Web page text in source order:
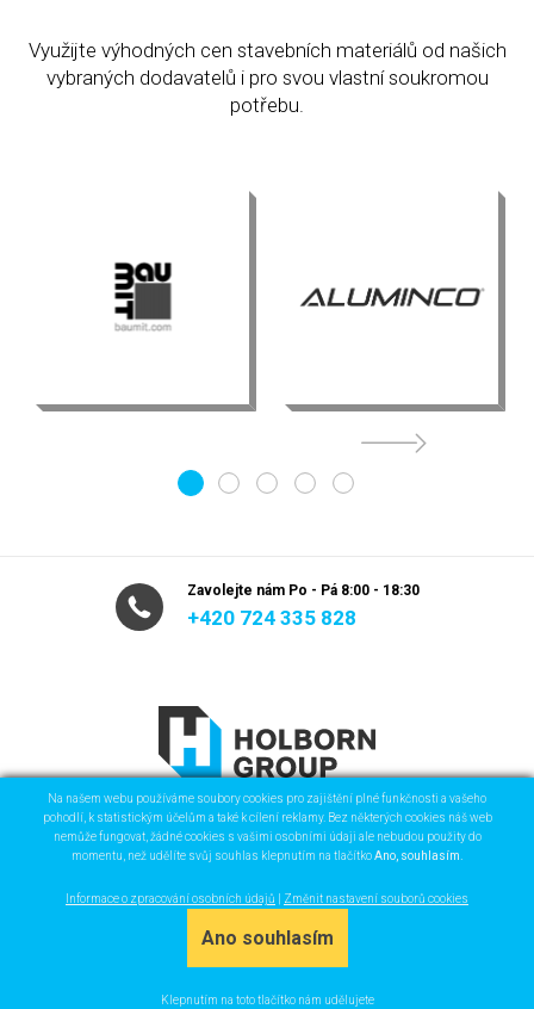
Využijte výhodných cen stavebních materiálů od našich
vybraných dodavatelů i pro svou vlastní soukromou
potřebu.
1 2 3 4 5
Zavolejte nám Po - Pá 8:00 - 18:30
+420 724 335 828
HOLBORN GROUP s.r.o.
Na našem webu používáme soubory cookies pro zajištění plné funkčnosti a vašeho
pohodlí, k statistickým účelům a také k cílení reklamy. Bez některých cookies náš web
nemůže fungovat, žádné cookies s vašimi osobními údaji ale nebudou použity do
momentu, než udělíte svůj souhlas klepnutím na tlačítkoAno, souhlasím.
Informace o zpracování osobních údajů Změnit nastavení souborů cookies
Ano souhlasím
Klepnutím na toto tlačítko nám udělujete